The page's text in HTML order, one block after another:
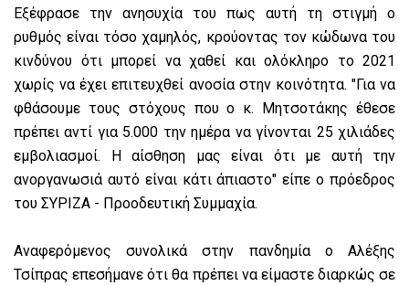
Εξέφρασε την ανησυχία του πως αυτή τη στιγμή ο
ρυθμός είναι τόσο χαμηλός, κρούοντας τον κώδωνα του
κινδύνου ότι μπορεί να χαθεί και ολόκληρο το 2021
χωρίς να έχει επιτευχθεί ανοσία στην κοινότητα. "Για να
φθάσουμε τους στόχους που ο κ. Μητσοτάκης έθεσε
πρέπει αντί για 5.000 την ημέρα να γίνονται 25 χιλιάδες
εμβολιασμοί. Η αίσθηση μας είναι ότι με αυτή την
ανοργανωσιά αυτό είναι κάτι άπιαστο" είπε ο πρόεδρος
του ΣΥΡΙΖΑ - Προοδευτική Συμμαχία.
Αναφερόμενος συνολικά στην πανδημία ο Αλέξης
Τσίπρας επεσήμανε ότι θα πρέπει να είμαστε διαρκώς σε